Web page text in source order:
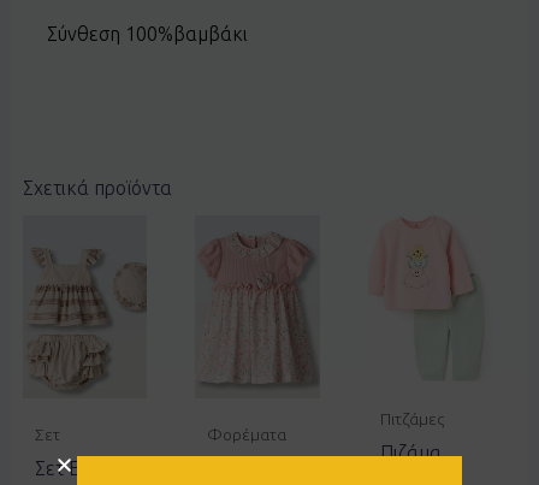
Σύνθεση 100%βαμβάκι
Σχετικά προϊόντα
Σετ
Σετ Ebita
Φορέματα
Πιτζάμες
Πιζάμα